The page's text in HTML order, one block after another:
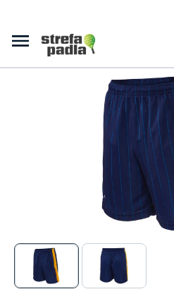
Stampato - blu cosmo